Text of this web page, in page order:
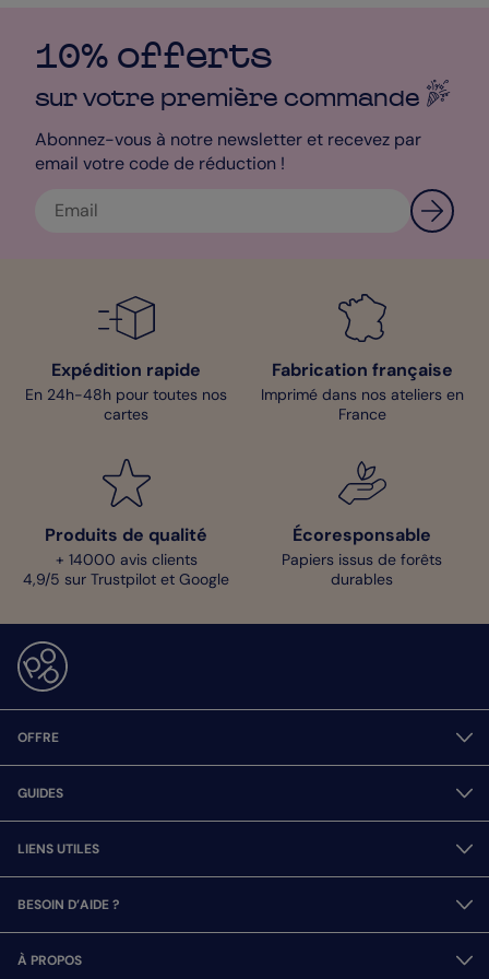
engagement sans faille au sein de l’entreprise. Motivez-les
également pour l’année à venir en leur rappelant tous les
projets qui vous attendent. Au dos de votre carte, les
coordonnées de votre entreprise seront sublimées par tout un
du détail en choisissant le papier ainsi que les enveloppes
adaptés à votre envoi. Sachez que 5 papiers haut de gamme
Service Client se tient à votre disposition pour répondre à
toutes vos questions ! Toute la PopFamily vous souhaite une
10% offerts
sur votre première commande
Abonnez-vous à notre newsletter et recevez par
email votre code de réduction !
Expédition rapide
En 24h-48h pour toutes nos
cartes
Fabrication française
Imprimé dans nos ateliers en
France
Produits de qualité
+ 14000 avis clients
4,9/5 sur Trustpilot et Google
Écoresponsable
Papiers issus de forêts
durables
OFFRE
GUIDES
LIENS UTILES
BESOIN D’AIDE ?
À PROPOS